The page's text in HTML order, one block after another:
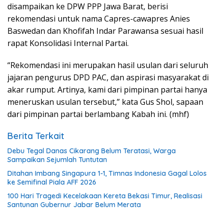
disampaikan ke DPW PPP Jawa Barat, berisi
rekomendasi untuk nama Capres-cawapres Anies
Baswedan dan Khofifah Indar Parawansa sesuai hasil
rapat Konsolidasi Internal Partai.
“Rekomendasi ini merupakan hasil usulan dari seluruh
jajaran pengurus DPD PAC, dan aspirasi masyarakat di
akar rumput. Artinya, kami dari pimpinan partai hanya
meneruskan usulan tersebut,” kata Gus Shol, sapaan
dari pimpinan partai berlambang Kabah ini. (mhf)
Berita Terkait
Debu Tegal Danas Cikarang Belum Teratasi, Warga
Sampaikan Sejumlah Tuntutan
Ditahan Imbang Singapura 1-1, Timnas Indonesia Gagal Lolos
ke Semifinal Piala AFF 2026
100 Hari Tragedi Kecelakaan Kereta Bekasi Timur, Realisasi
Santunan Gubernur Jabar Belum Merata